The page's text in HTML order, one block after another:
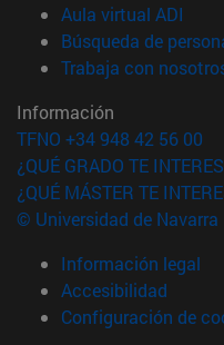
Aula virtual ADI
Búsqueda de
Trabaja con
Información
TFNO +34 948 42 56 00
¿QUÉ GRADO TE
¿QUÉ MÁSTER TE
© Universidad de Navarra
Información legal
Accesibilidad
Configuración de